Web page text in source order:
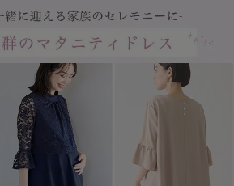
ト）・ママコート
妊娠中・産後）
パジャマ
インナー
雑貨
ベビー
MAX55%OFF ブラック
ツィード派
王道シンプル派
セットアップ派
セット
ワーク・オフィス
カジュアル
フォーマル / オケー
あったかアイテム｜
女の子におススメの
男の子におススメの
定番ギフト
もらって嬉しいギフト
かわいくておもしろ
レギンス・タイツ
カップ付きインナー
あったか度◎
裏起毛素材